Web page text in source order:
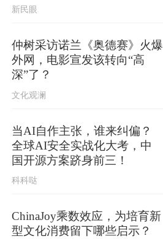
首个配套司法解释
新民眼
仲树采访诺兰《奥德赛》火爆
外网，电影宣发该转向“高
深”了？
文化观澜
当AI自作主张，谁来纠偏？
全球AI安全实战化大考，中
国开源方案跻身前三！
科科哒
ChinaJoy乘数效应，为培育新
型文化消费留下哪些启示？